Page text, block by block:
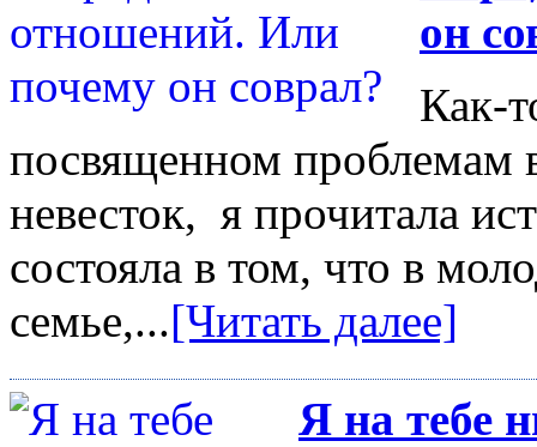
он
Как-
посвященном проблемам
невесток, я прочитала
состояла в том, что в
семье,...[Читать далее]
Я на тебе